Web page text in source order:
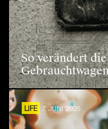
So verändert
LIFE 7. JUNI 2026